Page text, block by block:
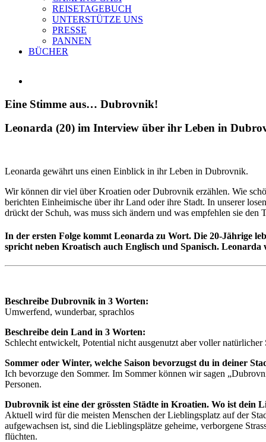
REISETAGEBUCH
UNTERSTÜTZE UNS
PRESSE
PANNEN
BÜCHER
Bild
Eine Stimme aus… Dubrovnik!
Leonarda (20) im Interview über ihr Leben in
Leonarda gewährt uns einen Einblick in ihr Leben in Dubrovnik.
Wir können dir viel über Kroatien oder Dubrovnik erzählen. Wie
berichten Einheimische über ihr Land oder ihre Stadt. In unserer
drückt der Schuh, was muss sich ändern und was empfehlen sie den
In der ersten Folge kommt Leonarda zu Wort. Die 20-Jährige
spricht neben Kroatisch auch Englisch und Spanisch.
Beschreibe Dubrovnik in 3 Worten:
Umwerfend, wunderbar, sprachlos
Beschreibe dein Land in 3 Worten:
Schlecht entwickelt, Potential nicht ausgenutzt aber voller natürlicher
Sommer oder Winter, welche Saison bevorzugst du in deiner
Ich bevorzuge den Sommer. Im Sommer können wir sagen
Personen.
Dubrovnik ist eine der grössten Städte in Kroatien. Wo ist dein
Aktuell wird für die meisten Menschen der Lieblingsplatz auf der
aufgewachsen ist, sind die Lieblingsplätze geheime, verborgene
flüchten.